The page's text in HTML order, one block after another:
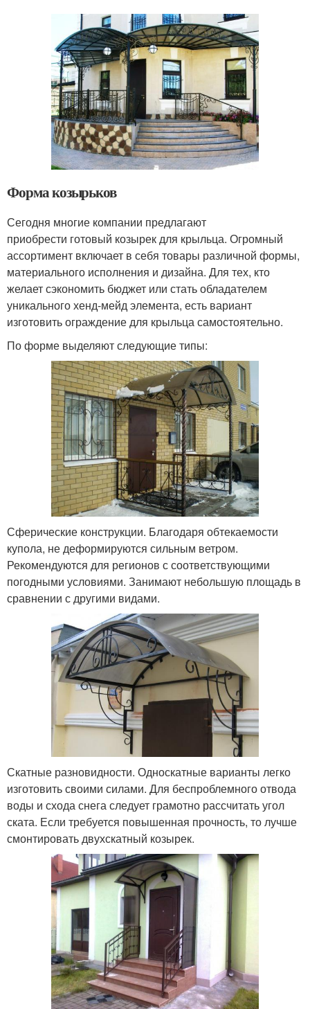
Форма козырьков
Сегодня многие компании предлагают
приобрести готовый козырек для крыльца. Огромный
ассортимент включает в себя товары различной формы,
материального исполнения и дизайна. Для тех, кто
желает сэкономить бюджет или стать обладателем
уникального хенд-мейд элемента, есть вариант
изготовить ограждение для крыльца самостоятельно.
По форме выделяют следующие типы:
Сферические конструкции. Благодаря обтекаемости
купола, не деформируются сильным ветром.
Рекомендуются для регионов с соответствующими
погодными условиями. Занимают небольшую площадь в
сравнении с другими видами.
Скатные разновидности. Односкатные варианты легко
изготовить своими силами. Для беспроблемного отвода
воды и схода снега следует грамотно рассчитать угол
ската. Если требуется повышенная прочность, то лучше
смонтировать двухскатный козырек.